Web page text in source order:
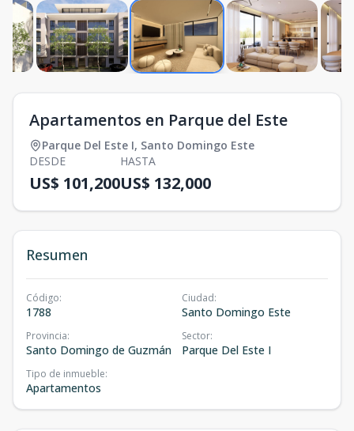
Apartamentos en Parque del Este
Parque Del Este I, Santo Domingo Este
DESDE
US$ 101,200
HASTA
US$ 132,000
Resumen
Código:
1788
Ciudad:
Santo Domingo Este
Provincia:
Santo Domingo de Guzmán
Sector:
Parque Del Este I
Tipo de inmueble:
Apartamentos